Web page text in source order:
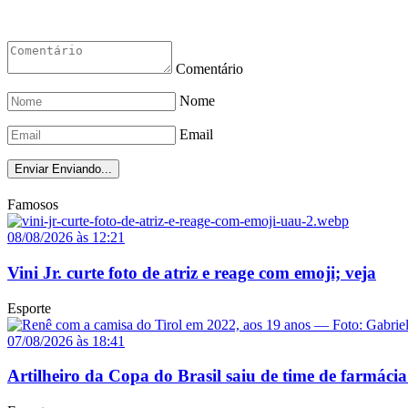
Comentário
Nome
Email
Enviar Enviando...
Famosos
08/08/2026 às 12:21
Vini Jr. curte foto de atriz e reage com emoji; veja
Esporte
07/08/2026 às 18:41
Artilheiro da Copa do Brasil saiu de time de farmácia